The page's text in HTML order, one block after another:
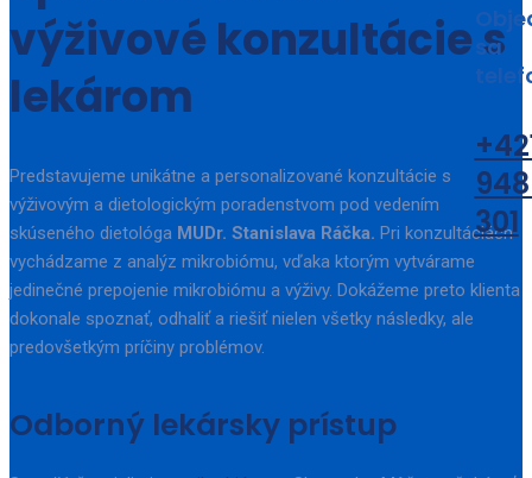
výživové konzultácie s
lekárom
Predstavujeme unikátne a personalizované konzultácie s
výživovým a dietologickým poradenstvom pod vedením
skúseného dietológa MUDr. Stanislava Ráčka. Pri konzultáciách
vychádzame z analýz mikrobiómu, vďaka ktorým vytvárame
jedinečné prepojenie mikrobiómu a výživy. Dokážeme preto klienta
dokonale spoznať, odhaliť a riešiť nielen všetky následky, ale
predovšetkým príčiny problémov.
Odborný lekársky prístup
sa
301